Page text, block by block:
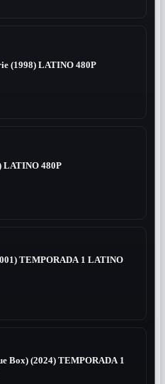
(1998) LATINO 480P
LATINO 480P
TEMPORADA 1 LATINO
Box) (2024) TEMPORADA 1